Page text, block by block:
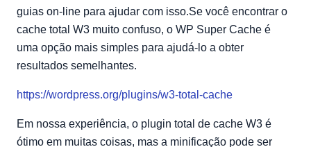
guias on-line para ajudar com isso.Se você encontrar o
cache total W3 muito confuso, o WP Super Cache é
uma opção mais simples para ajudá-lo a obter
resultados semelhantes.
https://wordpress.org/plugins/w3-total-cache
Em nossa experiência, o plugin total de cache W3 é
ótimo em muitas coisas, mas a minificação pode ser